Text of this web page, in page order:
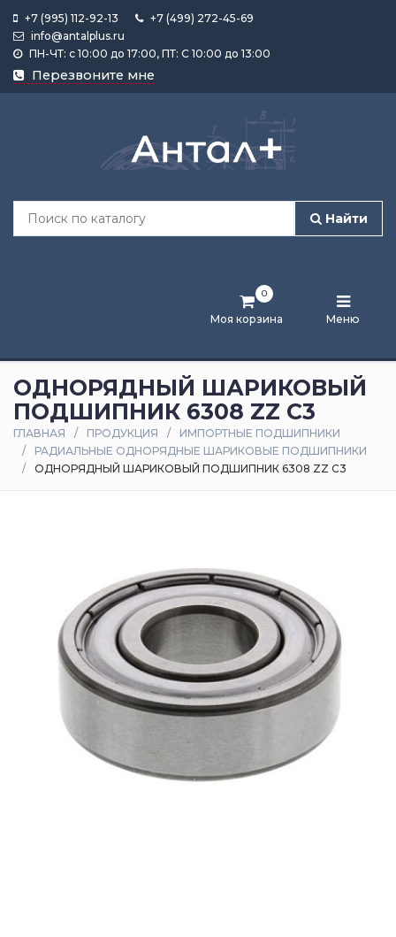
+7 (995) 112-92-13
+7 (499) 272-45-69
info@antalplus.ru
ПН-ЧТ: с 10:00 до 17:00, ПТ: С 10:00 до 13:00
Перезвоните мне
Найти
Моя корзина
0
Меню
Каталог
продукции
Лента
и
статьи
Оплата
доставка
ОДНОРЯДНЫЙ ШАРИКОВЫЙ
ПОДШИПНИК 6308 ZZ C3
ГЛАВНАЯ ПРОДУКЦИЯ
ИМПОРТНЫЕ ПОДШИПНИКИ
РАДИАЛЬНЫЕ ОДНОРЯДНЫЕ ШАРИКОВЫЕ ПОДШИПНИКИ
ОДНОРЯДНЫЙ ШАРИКОВЫЙ ПОДШИПНИК 6308 ZZ C3